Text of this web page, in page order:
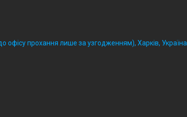
офісу прохання лише за узгодженням), Харків, Україна